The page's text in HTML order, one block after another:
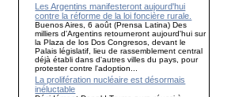
Les Argentins manifesteront aujourd'hui
contre la réforme de la loi foncière rurale.
Buenos Aires, 6 août (Prensa Latina) Des
milliers d'Argentins retourneront aujourd'hui sur
la Plaza de los Dos Congresos, devant le
Palais législatif, lieu de rassemblement central
déjà établi dans d'autres villes du pays, pour
protester contre l'adoption...
La prolifération nucléaire est désormais
inéluctable